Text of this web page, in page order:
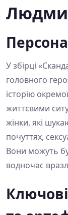
У збірці
головного
історію
життєвими
жінки, які
почуттях,
Вони можуть
водночас